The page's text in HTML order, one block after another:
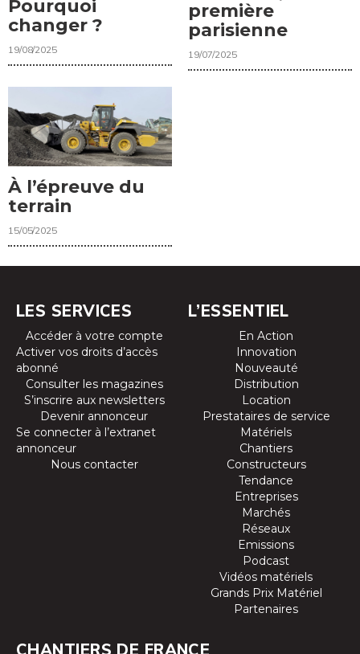
Pourquoi
changer ?
19/08/2025
première
parisienne
19/07/2025
À l’épreuve du
terrain
15/05/2025
LES SERVICES
Accéder à votre compte
Activer vos droits d’accès
abonné
Consulter les magazines
S’inscrire aux newsletters
Devenir annonceur
Se connecter à l’extranet
annonceur
Nous contacter
L’ESSENTIEL
En Action
Innovation
Nouveauté
Distribution
Location
Prestataires de service
Matériels
Chantiers
Constructeurs
Tendance
Entreprises
Marchés
Réseaux
Emissions
Podcast
Vidéos matériels
Grands Prix Matériel
Partenaires
CHANTIERS DE FRANCE